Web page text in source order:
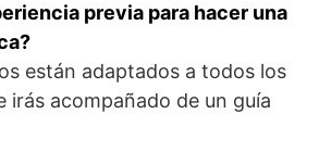
previa para hacer una
están adaptados a todos los
irás acompañado de un guía